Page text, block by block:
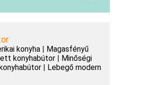
konyha| Magasfényű
konyhabútor| Minőségi
| Lebegő modern